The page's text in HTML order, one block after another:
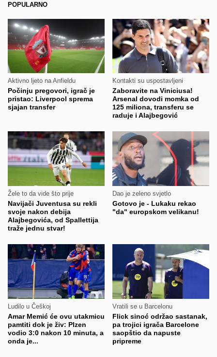
POPULARNO
Aktivno ljeto na Anfieldu
Počinju pregovori, igrač je
pristao: Liverpool sprema
sjajan transfer
Kontakti su uspostavljeni
Zaboravite na Viniciusa!
Arsenal dovodi momka od
125 miliona, transferu se
raduje i Alajbegović
Žele to da vide što prije
Navijači Juventusa su rekli
svoje nakon debija
Alajbegovića, od Spallettija
traže jednu stvar!
Dao je zeleno svjetlo
Gotovo je - Lukaku rekao
"da" europskom velikanu!
Ludilo u Češkoj
Amar Memić će ovu utakmicu
pamtiti dok je živ: Plzen
vodio 3:0 nakon 10 minuta, a
onda je...
Vratili se u Barcelonu
Flick sinoć održao sastanak,
pa trojici igrača Barcelone
saopštio da napuste
pripreme